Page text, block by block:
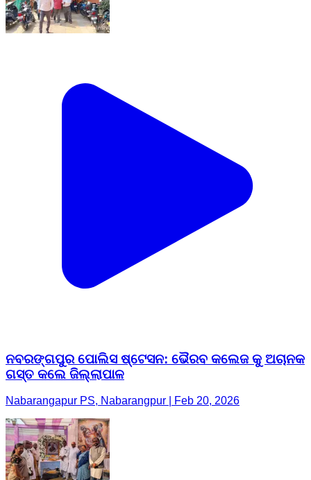
ନବରଙ୍ଗପୁର ପୋଲିସ ଷ୍ଟେସନ: ଭୈରବ କଲେଜ କୁ ଅଚାନକ
ଗସ୍ତ କଲେ ଜିଲ୍ଲାପାଳ
Nabarangapur PS, Nabarangpur | Feb 20, 2026